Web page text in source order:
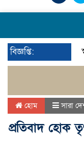
বিজ্ঞপ্তি:
হোম সারা
প্রতিবাদ হোক